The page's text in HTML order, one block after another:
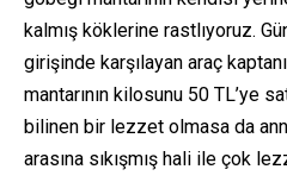
kalmış köklerine rastlıyoruz.
girişinde karşılayan araç
mantarının kilosunu 50 TL’ye
bilinen bir lezzet olmasa da
arasına sıkışmış hali ile çok